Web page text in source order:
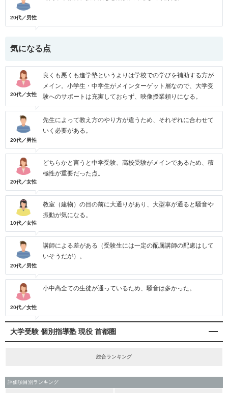
20代／男性
気になる点
20代／女性
良くも悪くも進学塾というよりは学校での学びを補助する方が
メイン。小学生・中学生がメインターゲット層なので、大学受
験へのサポートは充実しておらず、映像授業頼りになる。
20代／男性
先生によって教え方のやり方が違うため、それぞれに合わせて
いく必要がある。
20代／女性
どちらかと言うと中学受験、高校受験がメインであるため、積
極性が重要だった点。
10代／女性
教室（建物）の目の前に大通りがあり、大型車が通ると騒音や
振動が気になる。
20代／男性
講師による差がある（受験生には一定の配属講師の配慮はして
いそうだが）。
20代／女性
小中高全ての生徒が通っているため、騒音は多かった。
大学受験 個別指導塾 現役 首都圏
総合ランキング
評価項目別ランキング